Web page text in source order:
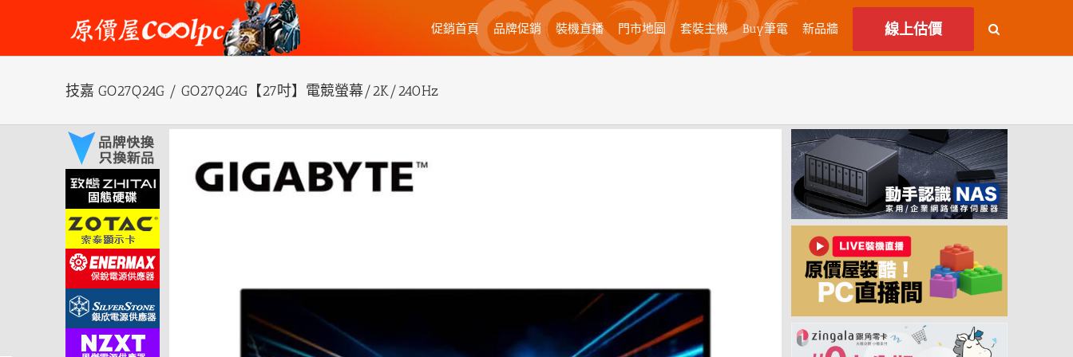
content
促銷首頁 品牌促銷 裝機直播 門市地圖 套裝主機 Buy筆電 新品牆 線上估價
技嘉 GO27Q24G / GO27Q24G【27吋】電競螢幕/2K/240Hz
Larger
Image